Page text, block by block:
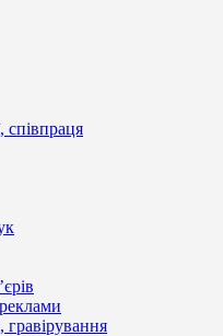
співпраця
гравірування